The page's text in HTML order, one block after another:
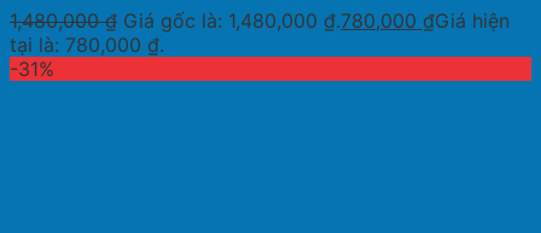
1,480,000₫ Giá gốc là: 1,480,000 ₫.780,000 ₫Giá hiện
tại là: 780,000 ₫.
-31%